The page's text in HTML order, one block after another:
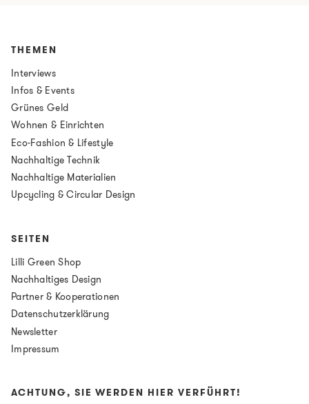
THEMEN
Interviews
Infos & Events
Grünes Geld
Wohnen & Einrichten
Eco-Fashion & Lifestyle
Nachhaltige Technik
Nachhaltige Materialien
Upcycling & Circular Design
SEITEN
Lilli Green Shop
Nachhaltiges Design
Partner & Kooperationen
Datenschutzerklärung
Newsletter
Impressum
ACHTUNG, SIE WERDEN HIER VERFÜHRT!